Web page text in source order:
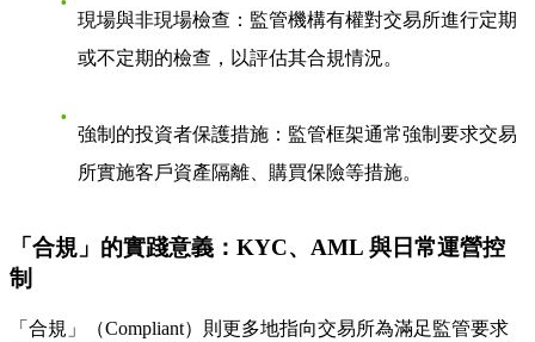
現場與非現場檢查 ：監管機構有權對交易所進行定期
或不定期的檢查，以評估其合規情況。
強制的投資者保護措施 ：監管框架通常強制要求交易
所實施客戶資產隔離、購買保險等措施。
「合規」的實踐意義：KYC、AML 與日常運營控
制
「合規」（Compliant）則更多地指向交易所為滿足監管要求